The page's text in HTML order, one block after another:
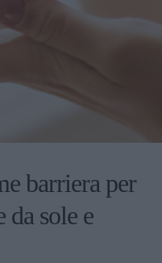
barriera per
da sole e